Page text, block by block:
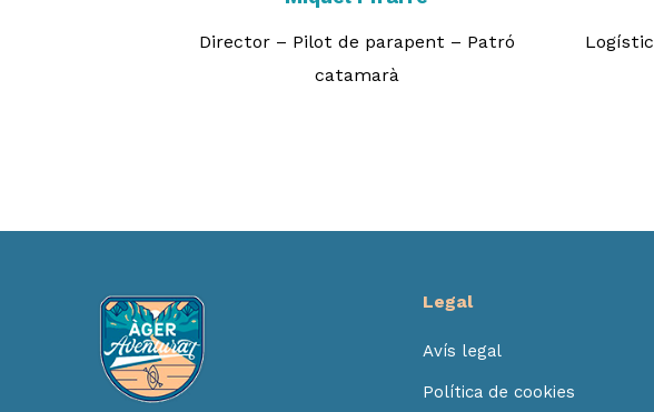
Director – Pilot de parapent – Patró
catamarà
Legal
Avís legal
Política de cookies